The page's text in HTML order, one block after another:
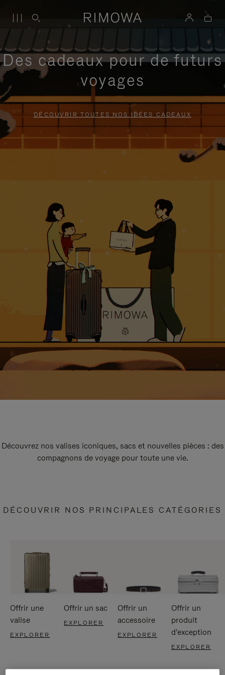
Des cadeaux pour de futurs
voyages
DÉCOUVRIR TOUTES NOS IDÉES CADEAUX
Découvrez nos valises iconiques, sacs et nouvelles pièces : des
compagnons de voyage pour toute une vie.
DÉCOUVRIR NOS PRINCIPALES CATÉGORIES
Offrir une
valise
EXPLORER
Offrir un sac
EXPLORER
Offrir un
accessoire
EXPLORER
Offrir un
produit
d'exception
EXPLORER